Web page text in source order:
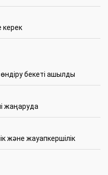
керек
бекеті ашылды
жаңаруда
және жауапкершілік